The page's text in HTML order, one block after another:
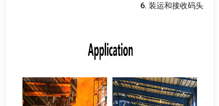
6. 装运和接收码头